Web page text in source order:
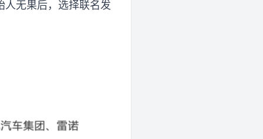
人无果后，选择联名发